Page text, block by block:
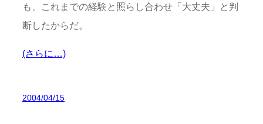
も、これまでの経験と照らし合わせ「大丈夫」と判
断したからだ。
(さらに…)
2004/04/15